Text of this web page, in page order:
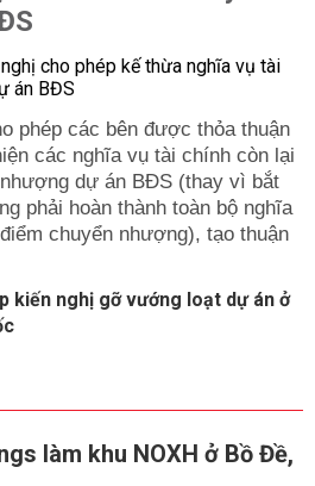
phép các bên được thỏa thuận
các nghĩa vụ tài chính còn lại
dự án BĐS (thay vì bắt
phải hoàn thành toàn bộ nghĩa
chuyển nhượng), tạo thuận
kiến nghị gỡ vướng loạt dự án ở
làm khu NOXH ở Bồ Đề,